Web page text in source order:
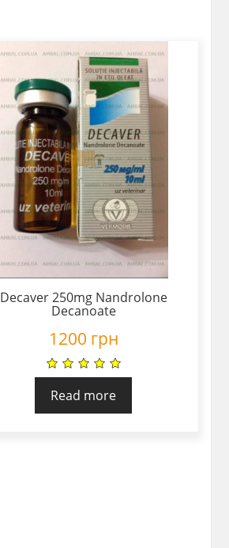
Decaver 250mg Nandrolone
Decanoate
1200 грн
Read more